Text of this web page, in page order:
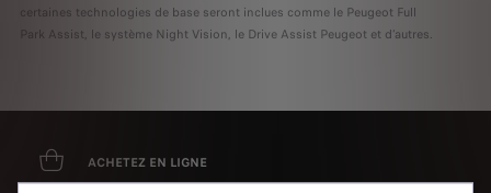
certaines technologies de base seront inclues comme le Peugeot Full
Park Assist, le système Night Vision, le Drive Assist Peugeot et d’autres.
ACHETEZ EN LIGNE